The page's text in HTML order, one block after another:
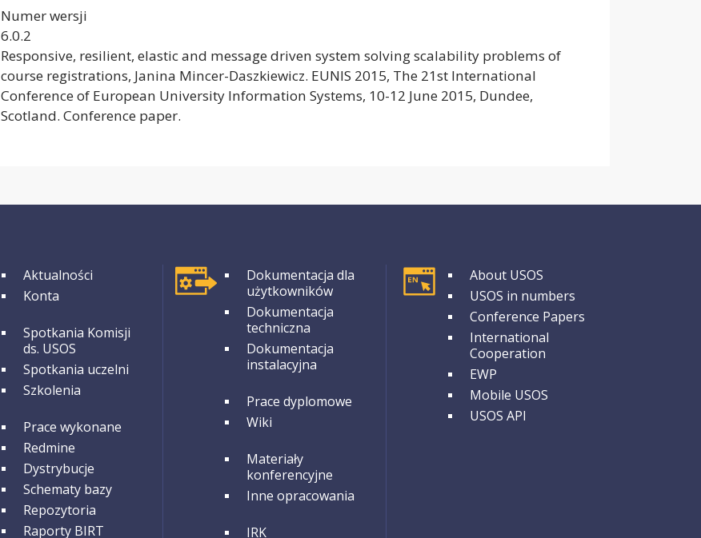
Numer wersji
6.0.2
Responsive, resilient, elastic and message driven system solving scalability problems of
course registrations, Janina Mincer-Daszkiewicz. EUNIS 2015, The 21st International
Conference of European University Information Systems, 10-12 June 2015, Dundee,
Scotland. Conference paper.
GRUPA 1
Aktualności
Konta
GRUPA 2
Spotkania Komisji
ds. USOS
Spotkania uczelni
Szkolenia
GRUPA 3
Prace wykonane
Redmine
Dystrybucje
Schematy bazy
Repozytoria
Raporty BIRT
GRUPA 1
Dokumentacja dla
użytkowników
Dokumentacja
techniczna
Dokumentacja
instalacyjna
GRUPA 2
Prace dyplomowe
Wiki
GRUPA 3
Materiały
konferencyjne
Inne opracowania
GRUPA 4
IRK
GRUPA 1
About USOS
USOS in numbers
Conference Papers
International
Cooperation
EWP
Mobile USOS
USOS API